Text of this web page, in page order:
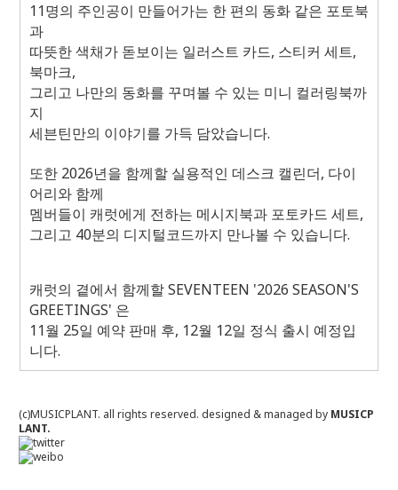
11명의 주인공이 만들어가는 한 편의 동화 같은 포토북
과
따뜻한 색채가 돋보이는 일러스트 카드, 스티커 세트,
북마크,
그리고 나만의 동화를 꾸며볼 수 있는 미니 컬러링북까
지
세븐틴만의 이야기를 가득 담았습니다.
또한 2026년을 함께할 실용적인 데스크 캘린더, 다이
어리와 함께
멤버들이 캐럿에게 전하는 메시지북과 포토카드 세트,
그리고 40분의 디지털코드까지 만나볼 수 있습니다.
캐럿의 곁에서 함께할 SEVENTEEN '2026 SEASON'S
GREETINGS' 은
11월 25일 예약 판매 후, 12월 12일 정식 출시 예정입
니다.
(c)MUSICPLANT. all rights reserved. designed & managed by MUSICP
LANT.